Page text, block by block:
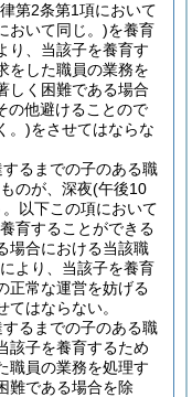
第2条第1項において
おいて同じ。)を養育
り、当該子を養育す
をした職員の業務を
しく困難である場合
の他避けることので
。)をさせてはならな
るまでの子のある職
のが、深夜(午後10
以下この項において
育することができる
場合における当該職
より、当該子を養育
正常な運営を妨げる
はならない。
るまでの子のある職
該子を養育するため
職員の業務を処理す
難である場合を除